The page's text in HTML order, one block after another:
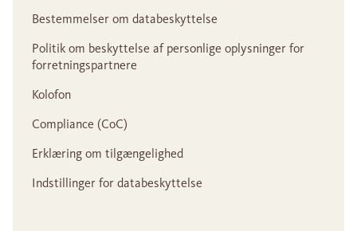
Bestemmelser om databeskyttelse
Politik om beskyttelse af personlige oplysninger for
forretningspartnere
Kolofon
Compliance (CoC)
Erklæring om tilgængelighed
Indstillinger for databeskyttelse